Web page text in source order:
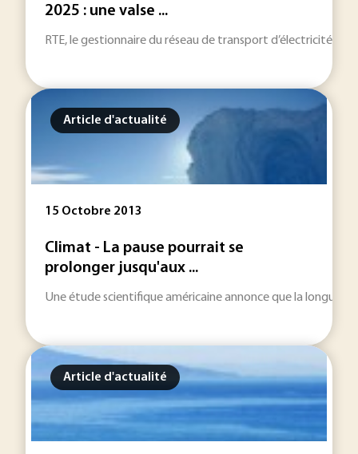
2025 : une valse ...
RTE, le gestionnaire du réseau de transport d’électricité
Article d'actualité
15 Octobre 2013
Climat - La pause pourrait se
prolonger jusqu'aux ...
Une étude scientifique américaine annonce que la longue
Article d'actualité